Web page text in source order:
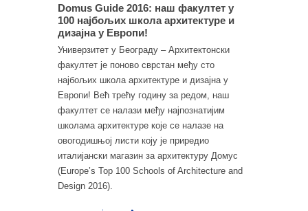
Domus Guide 2016: наш факултет у
100 најбољих школа архитектуре и
дизајна у Европи!
Универзитет у Београду – Архитектонски
факултет је поново сврстан међу сто
најбољих школа архитектуре и дизајна у
Европи! Већ трећу годину за редом, наш
факултет се налази међу најпознатијим
школама архитектуре које се налазе на
овогодишњој листи коју је приредио
италијански магазин за архитектуру Домус
(Europe’s Top 100 Schools of Architecture and
Design 2016).